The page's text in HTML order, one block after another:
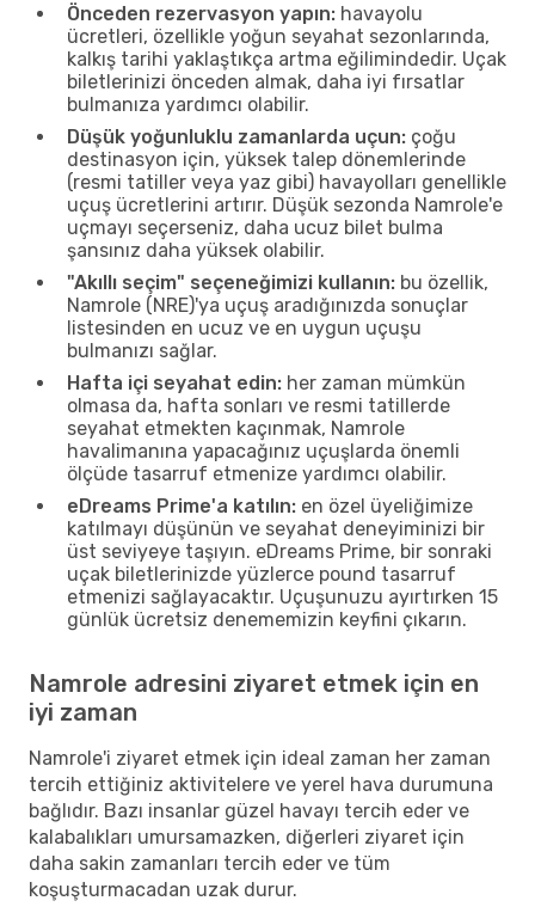
Önceden rezervasyon yapın: havayolu
ücretleri, özellikle yoğun seyahat sezonlarında,
kalkış tarihi yaklaştıkça artma eğilimindedir. Uçak
biletlerinizi önceden almak, daha iyi fırsatlar
bulmanıza yardımcı olabilir.
Düşük yoğunluklu zamanlarda uçun: çoğu
destinasyon için, yüksek talep dönemlerinde
(resmi tatiller veya yaz gibi) havayolları genellikle
uçuş ücretlerini artırır. Düşük sezonda Namrole'e
uçmayı seçerseniz, daha ucuz bilet bulma
şansınız daha yüksek olabilir.
"Akıllı seçim" seçeneğimizi kullanın: bu özellik,
Namrole (NRE)'ya uçuş aradığınızda sonuçlar
listesinden en ucuz ve en uygun uçuşu
bulmanızı sağlar.
Hafta içi seyahat edin: her zaman mümkün
olmasa da, hafta sonları ve resmi tatillerde
seyahat etmekten kaçınmak, Namrole
havalimanına yapacağınız uçuşlarda önemli
ölçüde tasarruf etmenize yardımcı olabilir.
eDreams Prime'a katılın: en özel üyeliğimize
katılmayı düşünün ve seyahat deneyiminizi bir
üst seviyeye taşıyın. eDreams Prime, bir sonraki
uçak biletlerinizde yüzlerce pound tasarruf
etmenizi sağlayacaktır. Uçuşunuzu ayırtırken 15
günlük ücretsiz denememizin keyfini çıkarın.
Namrole adresini ziyaret etmek için en
iyi zaman
Namrole'i ziyaret etmek için ideal zaman her zaman
tercih ettiğiniz aktivitelere ve yerel hava durumuna
bağlıdır. Bazı insanlar güzel havayı tercih eder ve
kalabalıkları umursamazken, diğerleri ziyaret için
daha sakin zamanları tercih eder ve tüm
koşuşturmacadan uzak durur.